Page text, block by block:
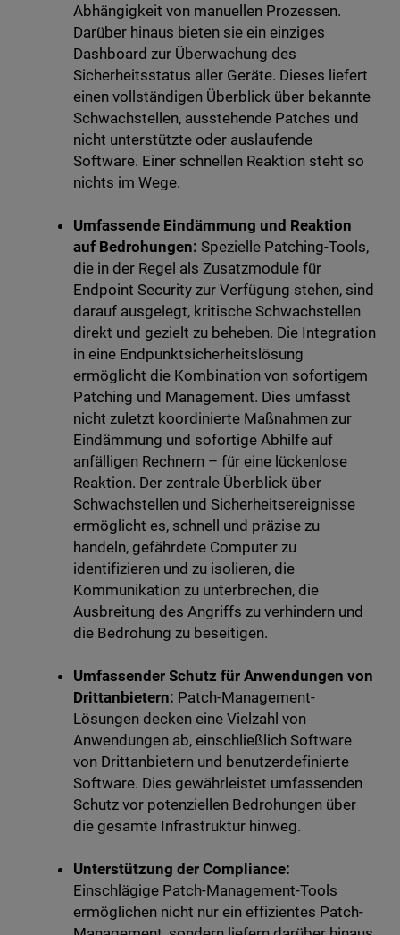
Abhängigkeit von manuellen Prozessen.
Darüber hinaus bieten sie ein einziges
Dashboard zur Überwachung des
Sicherheitsstatus aller Geräte. Dieses liefert
einen vollständigen Überblick über bekannte
Schwachstellen, ausstehende Patches und
nicht unterstützte oder auslaufende
Software. Einer schnellen Reaktion steht so
nichts im Wege.
Umfassende Eindämmung und Reaktion
auf Bedrohungen: Spezielle Patching-Tools,
die in der Regel als Zusatzmodule für
Endpoint Security zur Verfügung stehen, sind
darauf ausgelegt, kritische Schwachstellen
direkt und gezielt zu beheben. Die Integration
in eine Endpunktsicherheitslösung
ermöglicht die Kombination von sofortigem
Patching und Management. Dies umfasst
nicht zuletzt koordinierte Maßnahmen zur
Eindämmung und sofortige Abhilfe auf
anfälligen Rechnern – für eine lückenlose
Reaktion. Der zentrale Überblick über
Schwachstellen und Sicherheitsereignisse
ermöglicht es, schnell und präzise zu
handeln, gefährdete Computer zu
identifizieren und zu isolieren, die
Kommunikation zu unterbrechen, die
Ausbreitung des Angriffs zu verhindern und
die Bedrohung zu beseitigen.
Umfassender Schutz für Anwendungen von
Drittanbietern: Patch-Management-
Lösungen decken eine Vielzahl von
Anwendungen ab, einschließlich Software
von Drittanbietern und benutzerdefinierte
Software. Dies gewährleistet umfassenden
Schutz vor potenziellen Bedrohungen über
die gesamte Infrastruktur hinweg.
Unterstützung der Compliance:
Einschlägige Patch-Management-Tools
ermöglichen nicht nur ein effizientes Patch-